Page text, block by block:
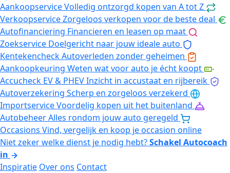
AankoopserviceVolledig ontzorgd kopen van A tot Z
VerkoopserviceZorgeloos verkopen voor de beste deal
Autofinanciering Financieren en leasen op maat
Zoekservice Doelgericht naar jouw ideale auto
KentekencheckAutoverleden zonder geheimen
Aankoopkeuring Weten wat voor auto je écht koopt
Accucheck EV & PHEVInzicht in accustaat en rijbereik
Autoverzekering Scherp en zorgeloos verzekerd
ImportserviceVoordelig kopen uit het buitenland
AutobeheerAlles rondom jouw auto geregeld
Occasions Vind, vergelijk en koop je occasion online
Niet zeker welke dienst je nodig hebt?Schakel Autocoach
in
Inspiratie Over ons Contact